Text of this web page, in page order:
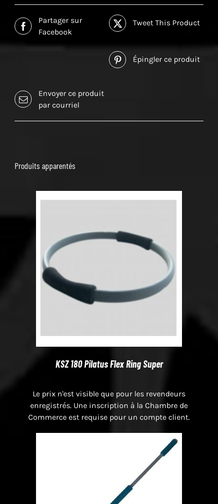
Partager sur
Facebook
Tweet This Product
Épingler ce produit
Envoyer ce produit
par courriel
Produits apparentés
KSZ 180 Pilatus Flex Ring Super
Le prix n'est visible que pour les revendeurs
enregistrés. Une inscription à la Chambre de
Commerce est requise pour un compte client.